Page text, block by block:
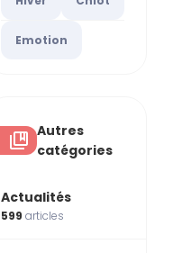
Emotion
Autres
catégories
Actualités
599 articles